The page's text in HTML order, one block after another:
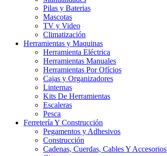
Pilas y Baterias
Mascotas
TV y Video
Climatización
Herramientas y Maquinas
Herramienta Eléctrica
Herramientas Manuales
Herramientas Por Ofícios
Cajas y Organizadores
Linternas
Kits De Herramientas
Escaleras
Pesca
Ferretería Y Construcción
Pegamentos y Adhesivos
Construcción
Cadenas, Cuerdas, Cables Y Accesorios